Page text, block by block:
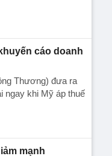
cáo doanh
Thương) đưa ra
ngay khi Mỹ áp thuế
mạnh